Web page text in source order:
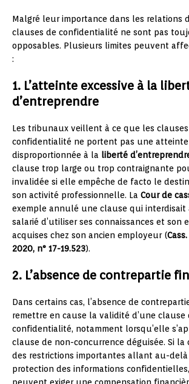
Malgré leur importance dans les relations
clauses de confidentialité ne sont pas
opposables. Plusieurs limites peuvent
:
1. L’atteinte excessive à la
d’entreprendre
Les tribunaux veillent à ce que les
confidentialité ne portent pas une atteinte
disproportionnée à la liberté
clause trop large ou trop contraignante
invalidée si elle empêche de facto le
son activité professionnelle. La Cour de
exemple annulé une clause qui interdisait
salarié d’utiliser ses connaissances et son
acquises chez son ancien employeur (
2020, n° 17-19.523).
2. L’absence de contrepartie
Dans certains cas, l’absence de
remettre en cause la validité d’une clause
confidentialité, notamment lorsqu’elle
clause de non-concurrence déguisée. Si la
des restrictions importantes allant au-
protection des informations
peuvent exiger une compensation